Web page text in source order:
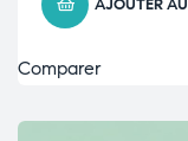
AJOUTER
Comparer